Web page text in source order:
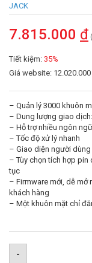
JACK
7.815.000 đ
Tiết kiệm: 35%
Giá website: 12.020.000
– Quản lý 3000 khuôn
– Dung lượng giao
– Hỗ trợ nhiều ngôn ngữ
– Tốc độ xử lý nhanh
– Giao diện người
– Tùy chọn tích hợp
tục
– Firmware mới, dễ mở
khách hàng
– Một khuôn mặt chỉ
-